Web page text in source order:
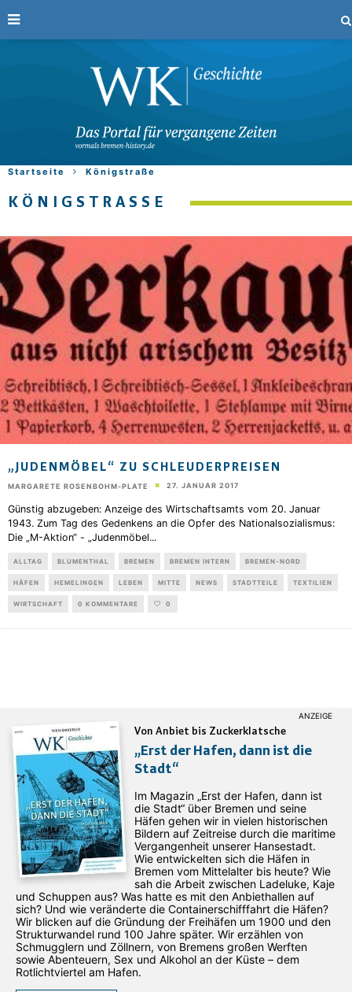
Startseite Königstraße
KÖNIGSTRASSE
„JUDENMÖBEL“ ZU SCHLEUDERPREISEN
MARGARETE ROSENBOHM-PLATE 27. JANUAR 2017
Günstig abzugeben: Anzeige des Wirtschaftsamts vom 20. Januar
1943. Zum Tag des Gedenkens an die Opfer des Nationalsozialismus:
Die „M-Aktion“ - „Judenmöbel...
ALLTAG BLUMENTHAL BREMEN BREMEN INTERN BREMEN-NORD
HÄFEN HEMELINGEN LEBEN MITTE NEWS STADTTEILE TEXTILIEN
WIRTSCHAFT 0 KOMMENTARE 0
Von Anbiet bis Zuckerklatsche
„Erst der Hafen, dann ist die
Stadt“
Im Magazin „Erst der Hafen, dann ist
die Stadt“ über Bremen und seine
Häfen gehen wir in vielen historischen
Bildern auf Zeitreise durch die maritime
Vergangenheit unserer Hansestadt.
Wie entwickelten sich die Häfen in
Bremen vom Mittelalter bis heute? Wie
sah die Arbeit zwischen Ladeluke, Kaje
und Schuppen aus? Was hatte es mit den Anbiethallen auf
sich? Und wie veränderte die Containerschifffahrt die Häfen?
Wir blicken auf die Gründung der Freihäfen um 1900 und den
Strukturwandel rund 100 Jahre später. Wir erzählen von
Schmugglern und Zöllnern, von Bremens großen Werften
sowie Abenteuern, Sex und Alkohol an der Küste – dem
Rotlichtviertel am Hafen.